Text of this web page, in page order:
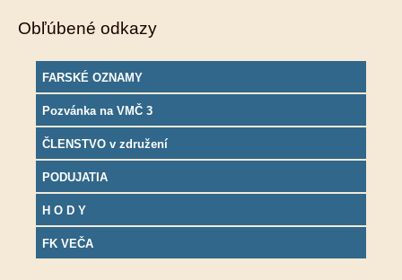
Obľúbené odkazy
FARSKÉ OZNAMY
Pozvánka na VMČ 3
ČLENSTVO v združení
PODUJATIA
H O D Y
FK VEČA